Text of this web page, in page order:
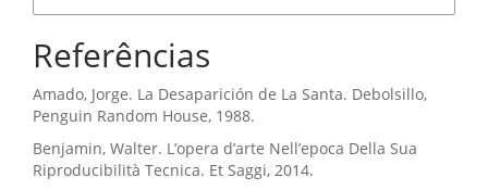
Referências
Amado, Jorge. La Desaparición de La Santa. Debolsillo,
Penguin Random House, 1988.
Benjamin, Walter. L’opera d’arte Nell’epoca Della Sua
Riproducibilità Tecnica. Et Saggi, 2014.